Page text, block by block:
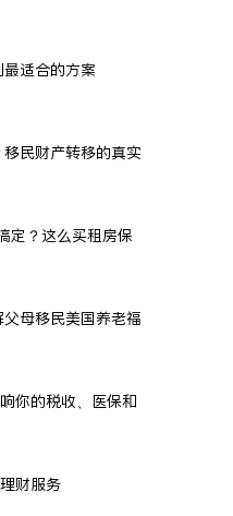
适合的方案
民财产转移的真实
定？这么买租房保
母移民美国养老福
你的税收、医保和
财服务